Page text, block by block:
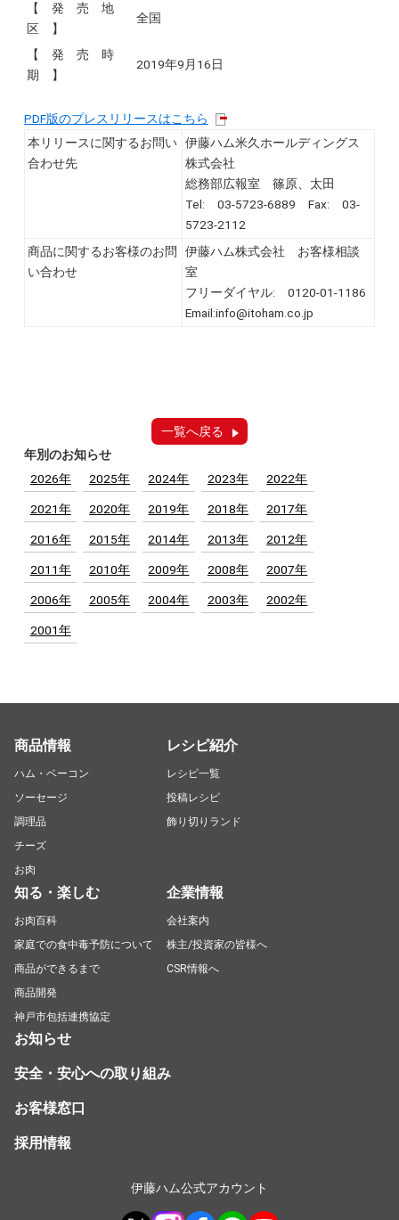
【 発 売 地
区 】
全国
【 発 売 時
期 】
2019年9月16日
PDF版のプレスリリースはこちら
本リリースに関するお問い
合わせ先
伊藤ハム米久ホールディングス
株式会社
総務部広報室 篠原、太田
Tel: 03-5723-6889 Fax: 03-
5723-2112
商品に関するお客様のお問
い合わせ
伊藤ハム株式会社 お客様相談
室
フリーダイヤル: 0120-01-1186
Email:info@itoham.co.jp
一覧へ戻る
年別のお知らせ
2026年
2025年 2024年 2023年 2022年
2021年 2020年 2019年 2018年 2017年
2016年 2015年 2014年 2013年 2012年
2011年 2010年 2009年 2008年 2007年
2006年 2005年 2004年 2003年 2002年
2001年
商品情報
ハム・ベーコン
ソーセージ
調理品
チーズ
お肉
レシピ紹介
レシピ一覧
投稿レシピ
飾り切りランド
知る・楽しむ
お肉百科
家庭での食中毒予防について
商品ができるまで
商品開発
神戸市包括連携協定
企業情報
会社案内
株主/投資家の皆様へ
CSR情報へ
お知らせ
安全・安心への取り組み
お客様窓口
採用情報
伊藤ハム公式アカウント